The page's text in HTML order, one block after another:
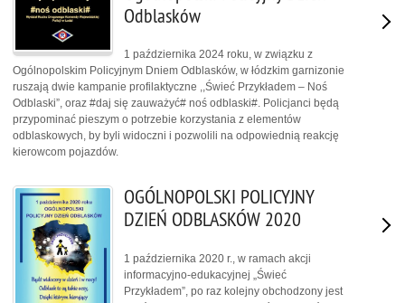
Odblasków
1 października 2024 roku, w związku z
Ogólnopolskim Policyjnym Dniem Odblasków, w łódzkim garnizonie
ruszają dwie kampanie profilaktyczne ,,Świeć Przykładem – Noś
Odblaski”, oraz #daj się zauważyć# noś odblaski#. Policjanci będą
przypominać pieszym o potrzebie korzystania z elementów
odblaskowych, by byli widoczni i pozwolili na odpowiednią reakcję
kierowcom pojazdów.
OGÓLNOPOLSKI POLICYJNY
DZIEŃ ODBLASKÓW 2020
1 października 2020 r., w ramach akcji
informacyjno-edukacyjnej „Świeć
Przykładem”, po raz kolejny obchodzony jest